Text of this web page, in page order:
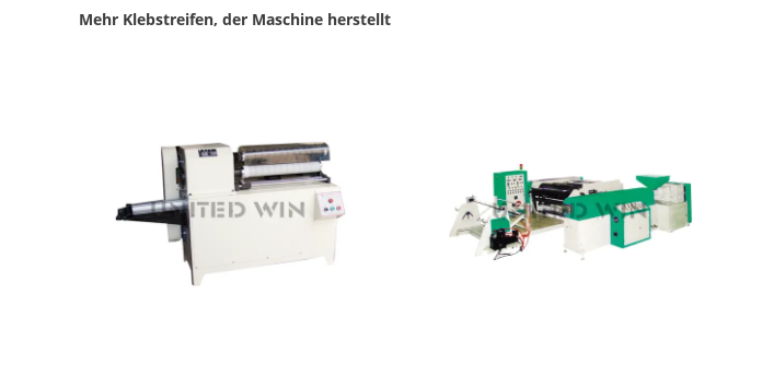
Mehr Klebstreifen, der Maschine herstellt